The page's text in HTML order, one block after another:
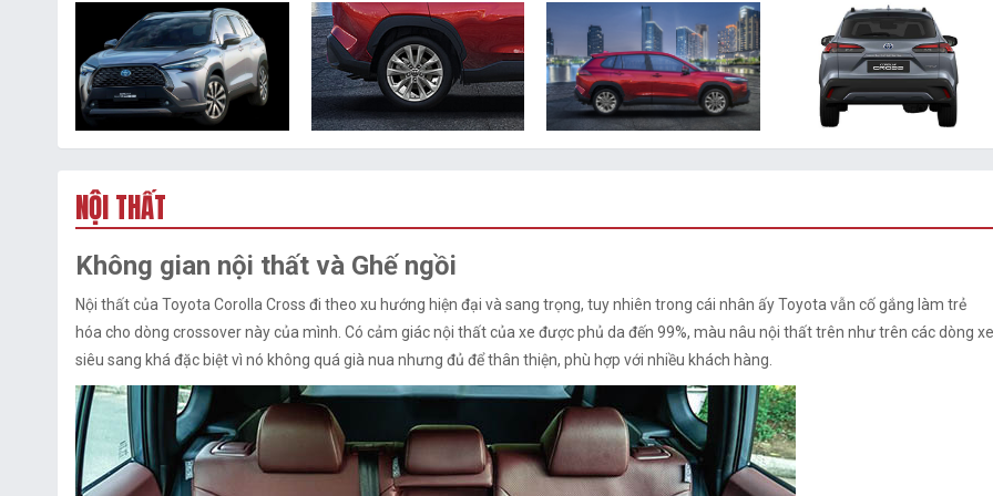
NỘI THẤT
Không gian nội thất và Ghế ngồi
Nội thất của Toyota Corolla Cross đi theo xu hướng hiện đại và sang trọng, tuy nhiên trong cái nhân ấy Toyota vẫn cố gắng làm trẻ
hóa cho dòng crossover này của mình. Có cảm giác nội thất của xe được phủ da đến 99%, màu nâu nội thất trên như trên các dòng xe
siêu sang khá đặc biệt vì nó không quá già nua nhưng đủ để thân thiện, phù hợp với nhiều khách hàng.